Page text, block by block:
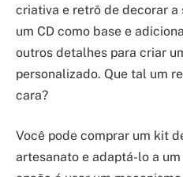
criativa e retrô de decorar a
um CD como base e
outros detalhes para criar
personalizado. Que tal um
cara?
Você pode comprar um kit
artesanato e adaptá-lo a